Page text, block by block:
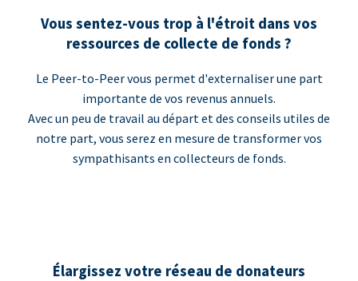
Vous sentez-vous trop à l'étroit dans vos
ressources de collecte de fonds ?
Le Peer-to-Peer vous permet d'externaliser une part
importante de vos revenus annuels.
Avec un peu de travail au départ et des conseils utiles de
notre part, vous serez en mesure de transformer vos
sympathisants en collecteurs de fonds.
Élargissez votre réseau de donateurs